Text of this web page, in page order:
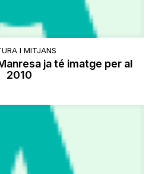
I MITJANS
ja té imatge per al
2010